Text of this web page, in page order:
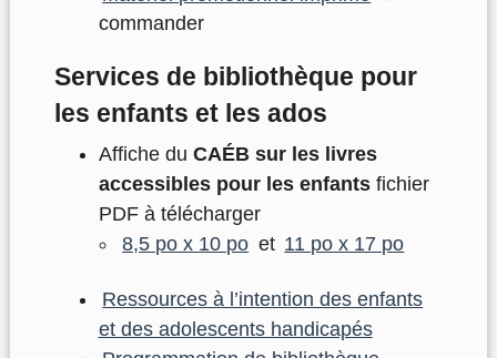
commander
Services de bibliothèque pour
les enfants et les ados
Affiche du CAÉB sur les livres
accessibles pour les enfantsfichier
PDF à télécharger
8,5 po x 10 po et 11 po x 17 po
Ressources à l’intention des enfants
et des adolescents handicapés